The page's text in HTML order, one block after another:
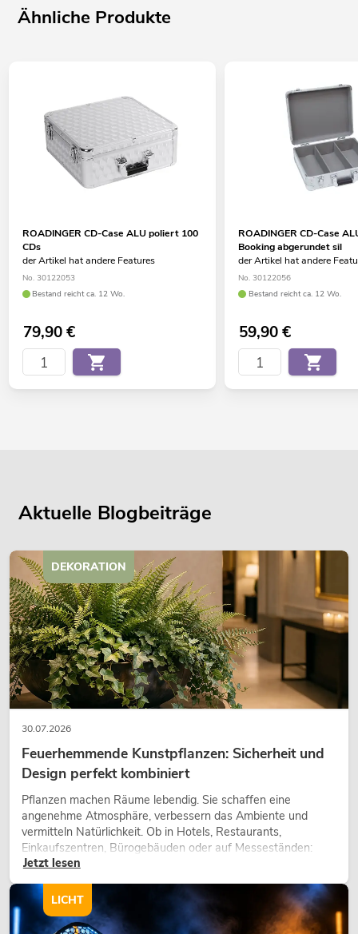
Ähnliche Produkte
ROADINGER CD-Case ALU poliert 100
CDs
der Artikel hat andere Features
No. 30122053
Bestand reicht ca. 12 Wo.
79,90€
ROADINGER CD-Case
Booking abgerundet sil
der Artikel hat andere
No. 30122056
Bestand reicht ca. 12 Wo.
59,90€
Aktuelle Blogbeiträge
30.07.2026
Feuerhemmende Kunstpflanzen: Sicherheit und
Design perfekt kombiniert
Pflanzen machen Räume lebendig. Sie schaffen eine
angenehme Atmosphäre, verbessern das Ambiente und
vermitteln Natürlichkeit. Ob in Hotels, Restaurants,
Einkaufszentren, Bürogebäuden oder auf Messeständen:
eine hochwertige Begrünung gehört heute längst zum
modernen Raumkonzept.
Jetzt lesen
DEKORATION
LICHT